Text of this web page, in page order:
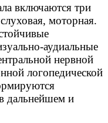
включаются три
моторная.
аудиальные
нервной
логопедической
дальнейшем и